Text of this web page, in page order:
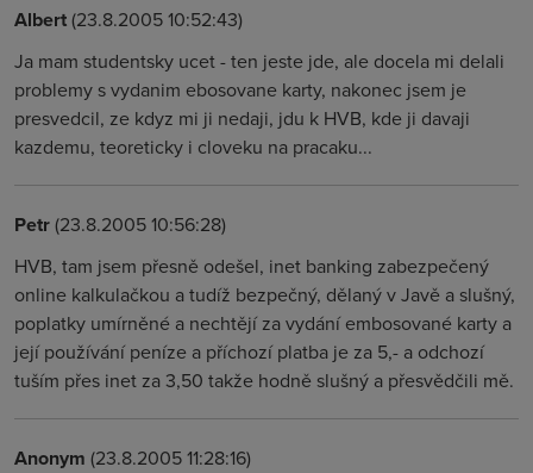
Albert(23.8.2005 10:52:43)
Ja mam studentsky ucet - ten jeste jde, ale docela mi delali
problemy s vydanim ebosovane karty, nakonec jsem je
presvedcil, ze kdyz mi ji nedaji, jdu k HVB, kde ji davaji
kazdemu, teoreticky i cloveku na pracaku...
Petr(23.8.2005 10:56:28)
HVB, tam jsem přesně odešel, inet banking zabezpečený
online kalkulačkou a tudíž bezpečný, dělaný v Javě a slušný,
poplatky umírněné a nechtějí za vydání embosované karty a
její používání peníze a příchozí platba je za 5,- a odchozí
tuším přes inet za 3,50 takže hodně slušný a přesvědčili mě.
Anonym (23.8.2005 11:28:16)